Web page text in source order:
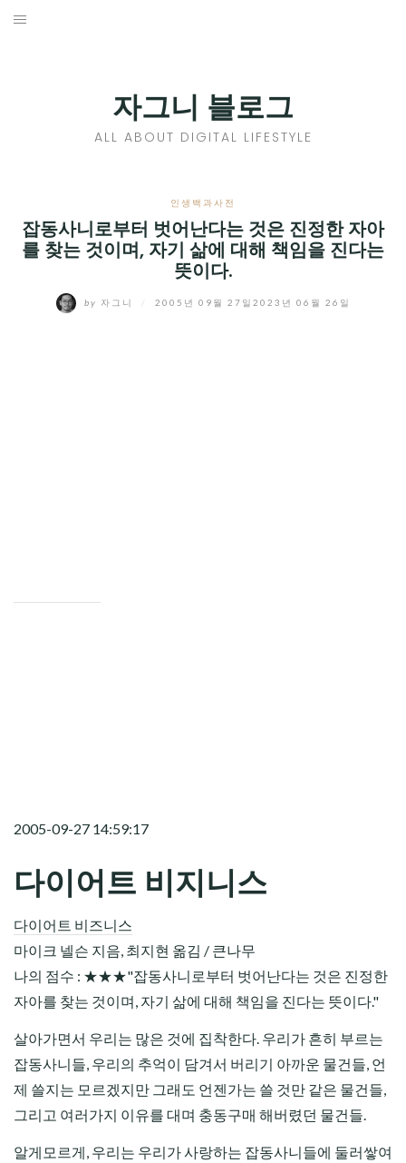
Skip
자그니 블로그
ALL ABOUT DIGITAL LIFESTYLE
인생백과사전
잡동사니로부터 벗어난다는 것은 진정한 자아
를 찾는 것이며, 자기 삶에 대해 책임을 진다는
뜻이다.
by 자그니 2005년 09월 27일 2023년 06월 26일
2005-09-27 14:59:17
다이어트 비지니스
다이어트 비즈니스
마이크 넬슨 지음, 최지현 옮김 / 큰나무
나의 점수 : ★★★"잡동사니로부터 벗어난다는 것은 진정한
자아를 찾는 것이며, 자기 삶에 대해 책임을 진다는 뜻이다."
살아가면서 우리는 많은 것에 집착한다. 우리가 흔히 부르는
잡동사니들, 우리의 추억이 담겨서 버리기 아까운 물건들, 언
제 쓸지는 모르겠지만 그래도 언젠가는 쓸 것만 같은 물건들,
그리고 여러가지 이유를 대며 충동구매 해버렸던 물건들.
알게모르게, 우리는 우리가 사랑하는 잡동사니들에 둘러쌓여
CHILD
MENU
디지털트렌드